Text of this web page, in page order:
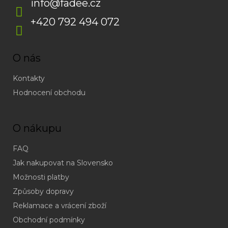
info@fadee.cz
+420 792 494 072
O nás
Kontakty
Hodnocení obchodu
O nákupu
FAQ
Jak nakupovat na Slovensko
Možnosti platby
Způsoby dopravy
Reklamace a vrácení zboží
Obchodní podmínky
(odpověď